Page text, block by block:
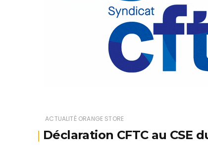
ACTUALITÉ ORANGE STORE
Déclaration CFTC au CSE